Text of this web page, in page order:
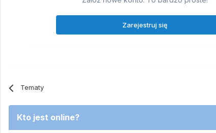
Zarejestruj się
Tematy
Kto jest online?